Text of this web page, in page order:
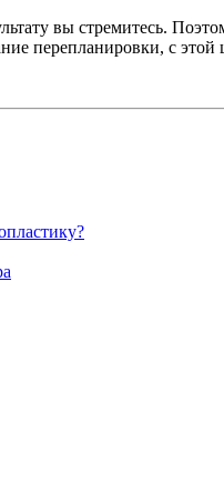
вы стремитесь.
перепланировки, с